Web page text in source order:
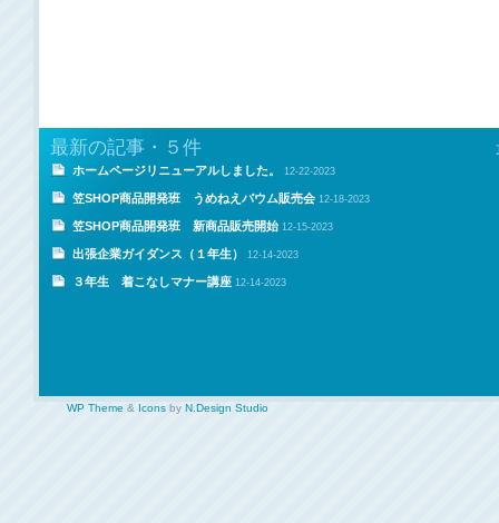
最新の記事・５件
ホームページリニューアルしました。 12-22-2023
笠SHOP商品開発班 うめねえバウム販売会 12-18-2023
笠SHOP商品開発班 新商品販売開始 12-15-2023
出張企業ガイダンス（１年生） 12-14-2023
３年生 着こなしマナー講座 12-14-2023
WP Theme & Icons by N.Design Studio